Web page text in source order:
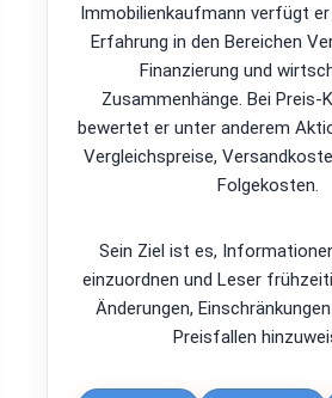
Immobilienkaufmann verfügt
Erfahrung in den Bereichen
Finanzierung und
Zusammenhänge. Bei Preis-
bewertet er unter anderem
Vergleichspreise,
Folgekosten.
Sein Ziel ist es,
einzuordnen und Leser
Änderungen,
Preisfallen